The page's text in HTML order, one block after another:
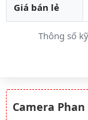
Thông số
Giá bán lẻ
Camera